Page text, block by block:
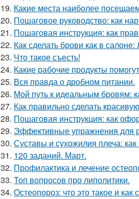
19. Какие места наиболее
20. Пошаговое руководство: как
21. Пошаговая инструкция: как
22. Как сделать брови как в
23. Что такое съесть!
24. Какие рабочие продукты
25. Вся правда о дробном питании.
26. Мой путь к идеальным бровям:
27. Как правильно сделать
28. Пошаговая инструкция: как
29. Эффективные упражнения для
30. Суставы и сухожилия плеча:
31. 120 заданий. Март.
32. Профилактика и лечение
33. Топ вопросов про липолитики.
34. Остеопороз: что это такое и как